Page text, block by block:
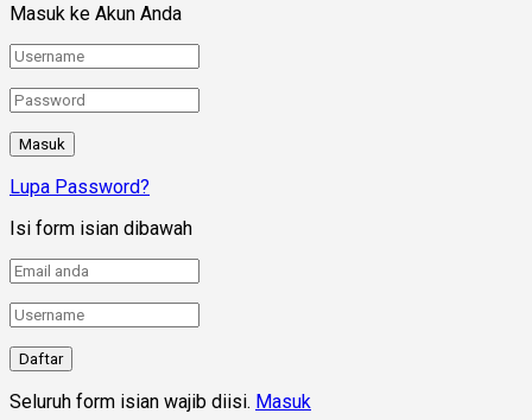
Masuk ke Akun Anda
Lupa Password?
Isi form isian dibawah
Seluruh form isian wajib diisi. Masuk